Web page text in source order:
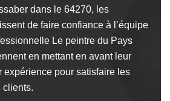
dans le 64270, les
de faire confiance à l’équipe
Le peintre du Pays
en mettant en avant leur
expérience pour satisfaire les
clients.